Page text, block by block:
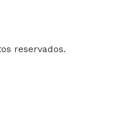
reservados.